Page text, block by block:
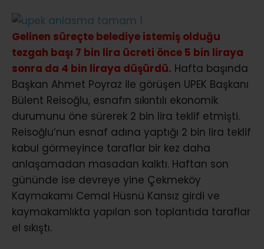
Gelinen süreçte belediye istemiş olduğu
tezgah başı 7 bin lira ücreti önce 5 bin liraya
sonra da 4 bin liraya düşürdü. Hafta başında
Başkan Ahmet Poyraz ile görüşen UPEK Başkanı
Bülent Reisoğlu, esnafın sıkıntılı ekonomik
durumunu öne sürerek 2 bin lira teklif etmişti.
Reisoğlu’nun esnaf adına yaptığı 2 bin lira teklif
kabul görmeyince taraflar bir kez daha
anlaşamadan masadan kalktı. Haftan son
gününde ise devreye yine Çekmeköy
Kaymakamı Cemal Hüsnü Kansız girdi ve
kaymakamlıkta yapılan son toplantıda taraflar
el sıkıştı.